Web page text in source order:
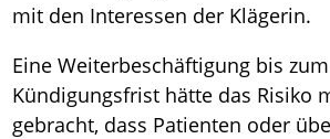
mit den Interessen der Klägerin.
Eine Weiterbeschäftigung bis
Kündigungsfrist hätte das Risiko
gebracht, dass Patienten oder